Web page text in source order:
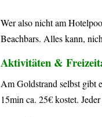
Wer also nicht am
Beachbars. Alles kann,
Aktivitäten &
Am Goldstrand selbst gibt
15min ca. 25€ kostet.